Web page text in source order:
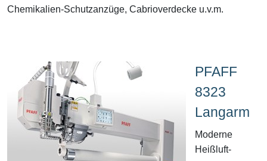
Chemikalien-Schutzanzüge, Cabrioverdecke u.v.m.
PFAFF
8323
Langarm
Moderne
Heißluft-